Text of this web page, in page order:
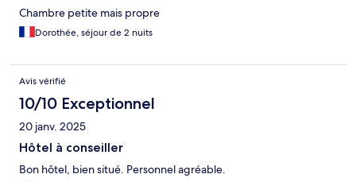
Chambre petite mais propre
Dorothée, séjour de 2 nuits
Avis vérifié
10/10 Exceptionnel
20 janv. 2025
Hôtel à conseiller
Bon hôtel, bien situé. Personnel agréable.